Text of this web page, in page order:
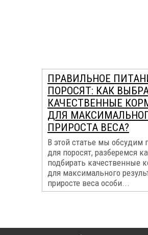
ПРАВИЛЬНОЕ
ПОРОСЯТ: КАК
КАЧЕСТВЕННЫЕ
ДЛЯ
ПРИРОСТА ВЕСА?
В этой статье мы обсудим
для поросят, разберемся
подбирать качественные
для максимального
приросте веса особи...